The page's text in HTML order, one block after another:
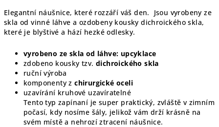
Elegantní náušnice, které rozzáří váš den. Jsou vyrobeny ze
skla od vinné láhve a ozdobeny kousky dichroického skla,
které je blyštivé a hází hezké odlesky.
vyrobeno ze skla od láhve: upcyklace
zdobeno kousky tzv. dichroického skla
ruční výroba
komponenty zchirurgické oceli
uzavírání kruhové uzavíratelné
Tento typ zapínaní je super praktický, zvláště v zimním
počasí, kdy nosíme šály, jelikož vám drží krásně na
svém místě a nehrozí ztracení náušnice.